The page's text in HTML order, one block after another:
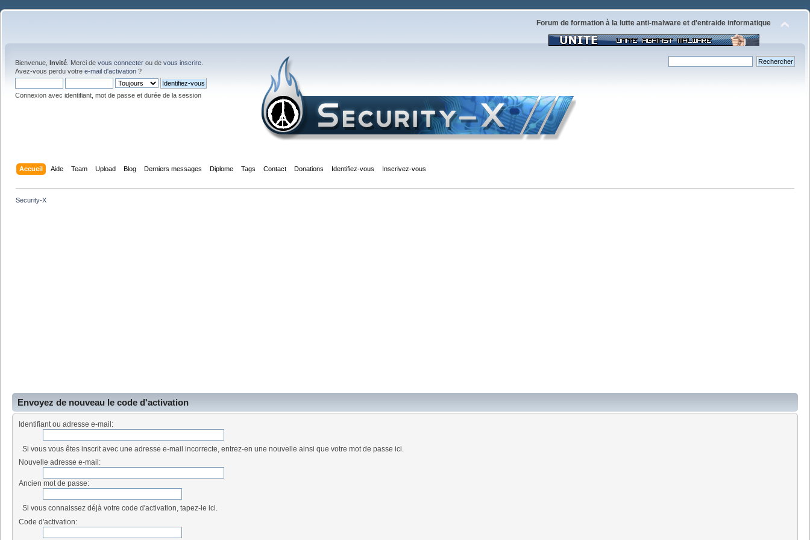
Forum de formation à la lutte anti-malware et d'entraide informatique
Bienvenue, Invité . Merci de vous connecter ou de vous inscrire
Avez-vous perdu votre e-mail d'activation ?
Connexion avec identifiant, mot de passe et durée de la session
Accueil Aide Team Upload Blog Derniers messages Diplome Tags Contact Donations Identifiez-vous Inscrivez-vous
Security-X
Envoyez de nouveau le code d'activation
Identifiant ou adresse e-mail:
Si vous vous êtes inscrit avec une adresse e-mail incorrecte, entrez-en une nouvelle ainsi que votre mot de passe ici.
Nouvelle adresse e-mail:
Ancien mot de passe:
Si vous connaissez déjà votre code d'activation, tapez-le ici.
Code d'activation: